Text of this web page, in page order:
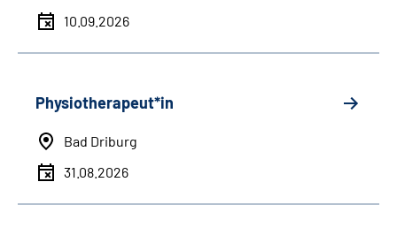
10.09.2026
Physiotherapeut*in
Bad Driburg
31.08.2026